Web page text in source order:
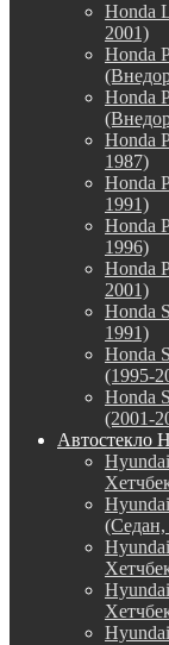
Honda
2001)
Honda
Honda
Honda
1987)
Honda
1991)
Honda
1996)
Honda
2001)
Honda
1991)
Honda
(1995-
Honda
(2001-
Автостекло
(Седан,